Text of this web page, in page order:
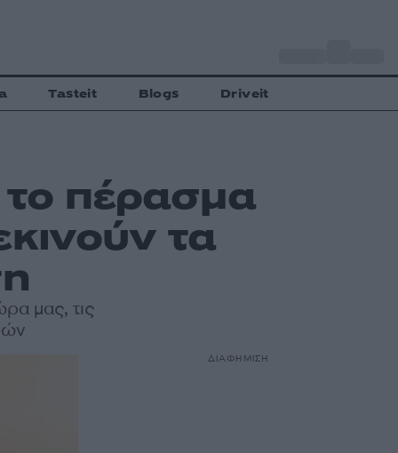
Tasteit Blogs Driveit
το πέρασμα
τα
μας, τις
ΔΙΑΦΗΜΙΣΗ